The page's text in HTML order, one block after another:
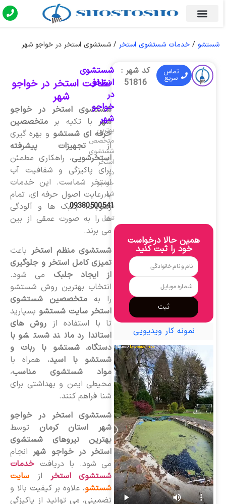
شستشو/ خدمات شستشوی استخر/ شستشوی استخر در خواجو شهر
نظافت استخر در خواجو
شهر
شستشوی استخر در خواجو
شهربا تکیه بر متخصصین
حرفه ای شستشوو بهره گیری
از تجهیزات پیشرفته
استخرشویی، راهکاری مطمئن
برای پاکیزگی و شفافیت آب
استخر شماست. این خدمات
با رعایت اصول حرفه ای، تمام
رسوبات، جلبک ها و آلودگی
ها را به صورت عمقی از بین
می برند.
شستشوی منظم استخرباعث
تمیزی کامل استخر و جلوگیری
از ایجاد جلبکمی شود.
انتخاب بهترین روش شستشو
را به متخصصین شستشوی
استخر سایت شستشوبسپارید
تا با استفاده از روش های
استاندارد مانند شستشو با
دستگاه، شستشو با ربات و
شستشو با اسید، همراه با
مواد شستشوی مناسب،
محیطی ایمن و بهداشتی برای
شنا فراهم کنند.
شستشوی استخر در خواجو
شهر استان کرمانتوسط
بهترین نیروهای شستشوی
استخر در خواجو شهرانجام
می شود. با دریافت خدمات
شستشوی استخراز
سایت
شستشو، علاوه بر کیفیت بالا و
تضمینی، می توانید از پاکیزگی
تماس
سریع
کد شهر :
51816
شستشوی
استخر
در
خواجو
شهر
بهترین
متخصص
شستشوی
استخر
در
خواجو
شهر
شماره
تماس
09380500541
همین حالا درخواست
خود را ثبت کنید
ثبت
نمونه کار ویدیویی